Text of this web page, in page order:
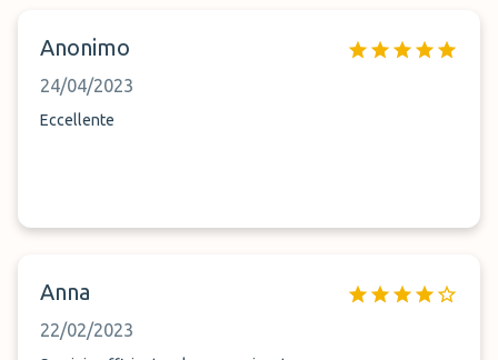
Anonimo
24/04/2023
Eccellente
Anna
22/02/2023